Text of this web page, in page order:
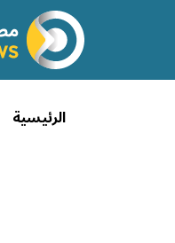
الرئيسية